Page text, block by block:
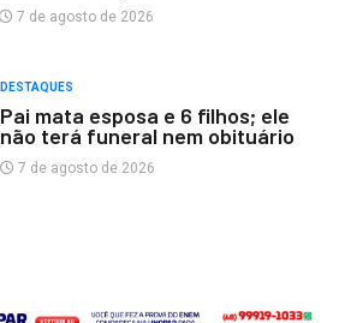
7 de agosto de 2026
DESTAQUES
Pai mata esposa e 6 filhos; ele
não terá funeral nem obituário
7 de agosto de 2026